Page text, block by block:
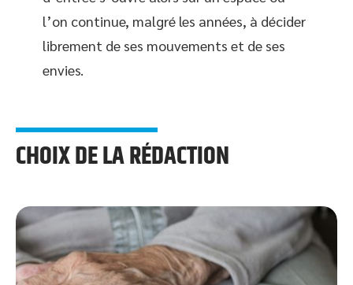
l’on continue, malgré les années, à décider
librement de ses mouvements et de ses
envies.
CHOIX DE LA RÉDACTION